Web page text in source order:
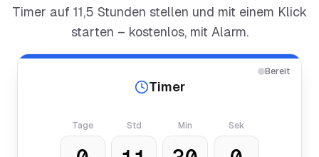
Timer auf 11,5 Stunden stellen und mit einem Klick
starten – kostenlos, mit Alarm.
Bereit
Timer
Tage Std Min Sek